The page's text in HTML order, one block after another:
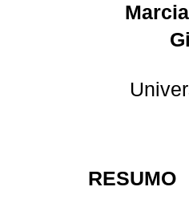
RESUMO